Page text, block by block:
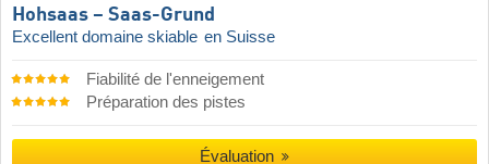
Hohsaas – Saas-Grund
Excellent domaine skiable en Suisse
Fiabilité de l'enneigement
Préparation des pistes
Évaluation